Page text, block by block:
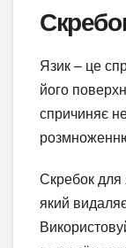
Язик – це
його
спричиняє
Скребок для
який